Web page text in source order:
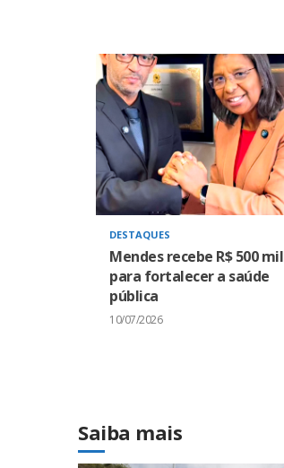
DESTAQUES
Mendes recebe R$ 500 mil
para fortalecer a saúde
pública
10/07/2026
Saiba mais